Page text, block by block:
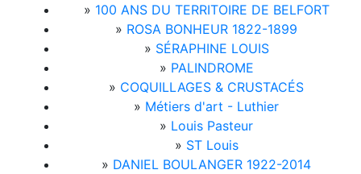
» 100 ANS DU TERRITOIRE DE BELFORT
» ROSA BONHEUR 1822-1899
» SÉRAPHINE LOUIS
» PALINDROME
» COQUILLAGES & CRUSTACÉS
» Métiers d'art - Luthier
» Louis Pasteur
» ST Louis
» DANIEL BOULANGER 1922-2014